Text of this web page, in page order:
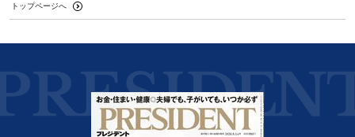
トップページへ